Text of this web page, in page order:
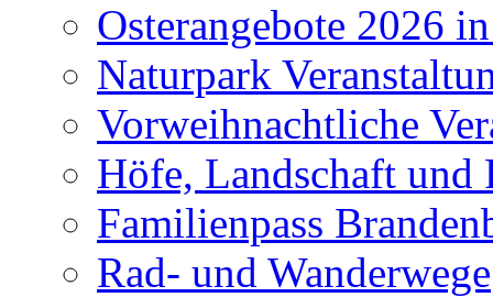
Osterangebote 2026
Naturpark
Vorweihnachtliche
Höfe, Landschaft und
Familienpass
Rad- und Wanderwege